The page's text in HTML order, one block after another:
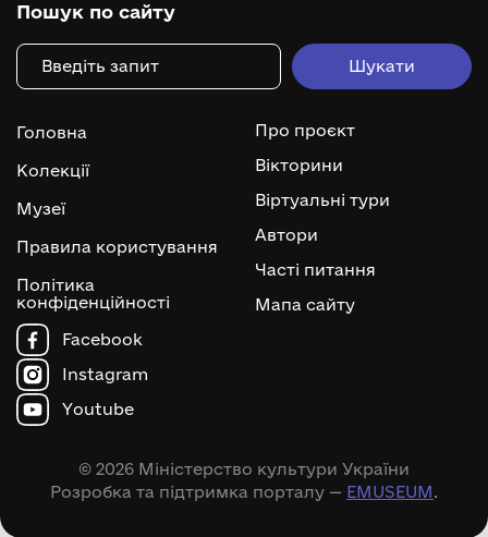
Пошук по сайту
Головна
Колекції
Музеї
Правила користування
Політика
конфіденційності
Про проєкт
Вікторини
Віртуальні тури
Автори
Часті питання
Мапа сайту
Facebook
Instagram
Youtube
© 2026 Міністерство культури України
Розробка та підтримка порталу — EMUSEUM.